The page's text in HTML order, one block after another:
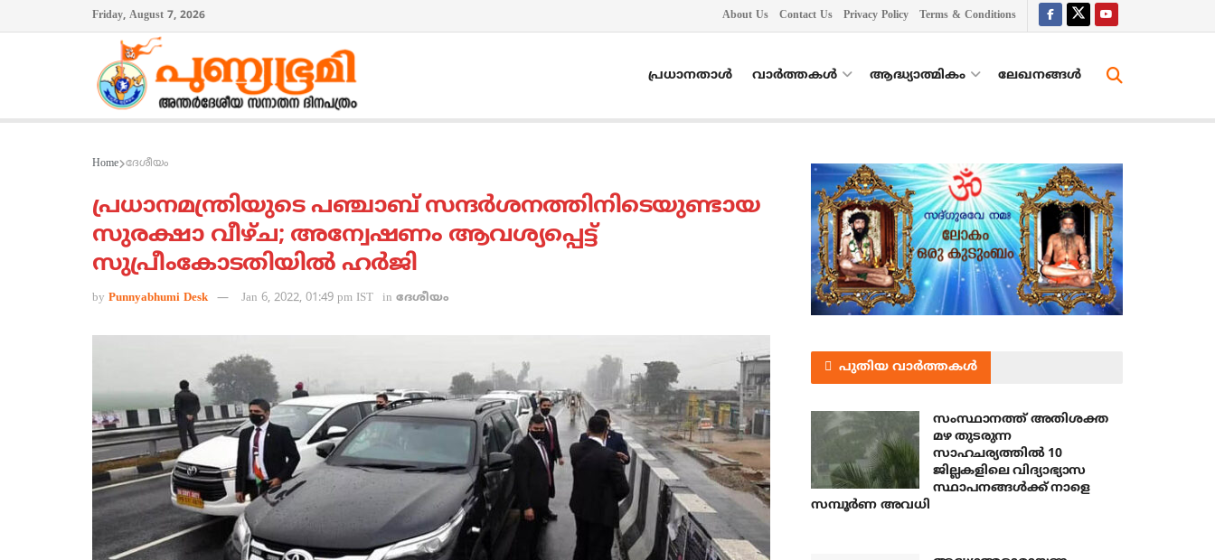
Friday, August 7, 2026 About Us Contact Us Privacy Policy Terms & Conditions
പ്രധാനതാൾ വാർത്തകൾ ആദ്ധ്യാത്മികം ലേഖനങ്ങള്‍
Home ദേശീയം
പ്രധാനമന്ത്രിയുടെ പഞ്ചാബ് സന്ദര്‍ശനത്തിനിടെയുണ്ടായ
സുരക്ഷാ വീഴ്ച; അന്വേഷണം ആവശ്യപ്പെട്ട്
സുപ്രീംകോടതിയില്‍ ഹര്‍ജി
by Punnyabhumi Desk Jan 6, 2022, 01:49 pm IST in ദേശീയം
പുതിയ വാർത്തകൾ
സംസ്ഥാനത്ത് അതിശക്ത
മഴ തുടരുന്ന
സാഹചര്യത്തിൽ 10
ജില്ലകളിലെ വിദ്യാഭ്യാസ
സ്ഥാപനങ്ങൾക്ക് നാളെ
സമ്പൂർണ അവധി